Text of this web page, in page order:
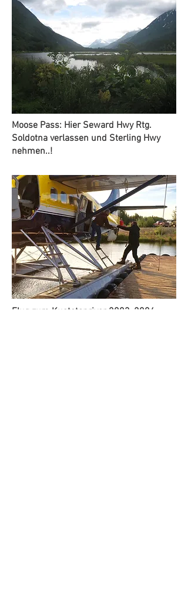
Moose Pass: Hier Seward Hwy Rtg.
Soldotna verlassen und Sterling Hwy
nehmen..!
Flug zum Kustatanriver 2003, 2004,